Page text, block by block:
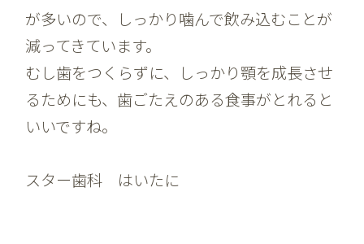
が多いので、しっかり噛んで飲み込むことが
減ってきています。
むし歯をつくらずに、しっかり顎を成長させ
るためにも、歯ごたえのある食事がとれると
いいですね。
スター歯科 はいたに